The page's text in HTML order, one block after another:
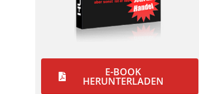
E-BOOK
HERUNTERLADEN